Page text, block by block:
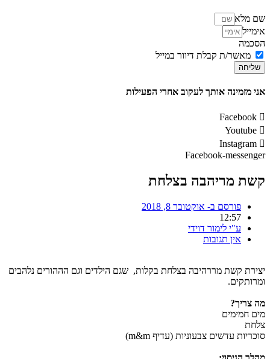
שם מלא
אימייל
הסכמה
מאשר/ת קבלת דיוור במייל
שליחה
אני מזמינה אותך לעקוב אחרי הפעילות
Facebook
Youtube
Instagram
Facebook-messenger
קשת מריהבה בצלחת
פורסם ב- אוקטובר 8, 2018
12:57
ע"י לימור דוידי
אין תגובות
יצירת קשת מררהיבה בצלחת בקלות, שגם הילדים וגם הההורים נלהבים
ומרותקים.
מה צריך?
מים חמימים
צלחת
סוכריות עדשים צבעוניות (עדיף m&m)